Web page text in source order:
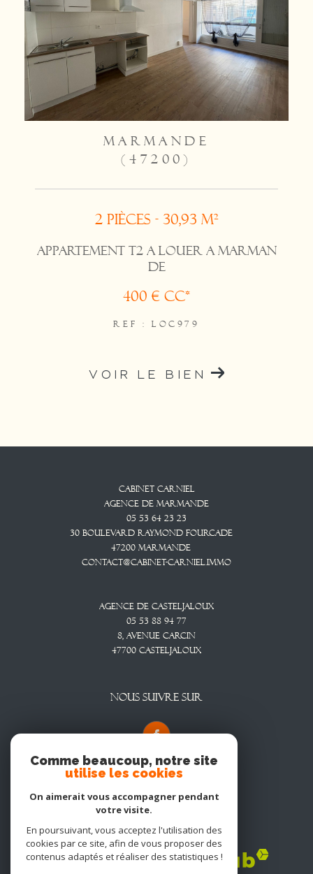
MARMANDE
(47200)
2 pièces - 30,93 m²
APPARTEMENT T2 A LOUER A MARMAN
DE
400 € CC*
REF : LOC979
VOIR LE BIEN
Cabinet CARNIEL
Agence De Marmande
05 53 64 23 23
30 Boulevard Raymond Fourcade
47200
Marmande
contact@cabinet-carniel.immo
Agence De Casteljaloux
05 53 88 94 77
8, Avenue CARCIN
47700
CASTELJALOUX
NOUS SUIVRE SUR
Adhérents
Comme beaucoup, notre site
utilise les cookies
On aimerait vous accompagner pendant
votre visite.
En poursuivant, vous acceptez l'utilisation des
cookies par ce site, afin de vous proposer des
contenus adaptés et réaliser des statistiques !